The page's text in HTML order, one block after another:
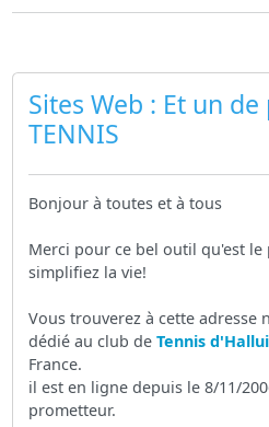
Sites Web : Et un
TENNIS
Bonjour à toutes et à tous
Merci pour ce bel outil qu'est le
simplifiez la vie!
Vous trouverez à cette adresse
dédié au club deTennis
France.
il est en ligne depuis le 8/11/
prometteur.